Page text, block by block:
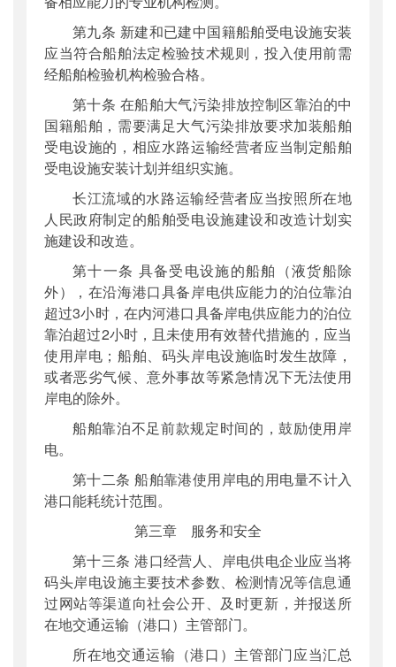
第九条 新建和已建中国籍船舶受电设施安装
应当符合船舶法定检验技术规则，投入使用前需
经船舶检验机构检验合格。
第十条 在船舶大气污染排放控制区靠泊的中
国籍船舶，需要满足大气污染排放要求加装船舶
受电设施的，相应水路运输经营者应当制定船舶
受电设施安装计划并组织实施。
长江流域的水路运输经营者应当按照所在地
人民政府制定的船舶受电设施建设和改造计划实
施建设和改造。
第十一条 具备受电设施的船舶（液货船除
外），在沿海港口具备岸电供应能力的泊位靠泊
超过3小时，在内河港口具备岸电供应能力的泊位
靠泊超过2小时，且未使用有效替代措施的，应当
使用岸电；船舶、码头岸电设施临时发生故障，
或者恶劣气候、意外事故等紧急情况下无法使用
岸电的除外。
船舶靠泊不足前款规定时间的，鼓励使用岸
电。
第十二条 船舶靠港使用岸电的用电量不计入
港口能耗统计范围。
第三章 服务和安全
第十三条 港口经营人、岸电供电企业应当将
码头岸电设施主要技术参数、检测情况等信息通
过网站等渠道向社会公开、及时更新，并报送所
在地交通运输（港口）主管部门。
所在地交通运输（港口）主管部门应当汇总